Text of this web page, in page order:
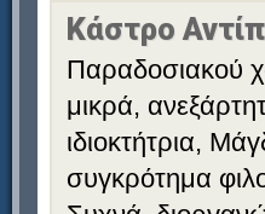
Κάστρο
Παραδοσιακού
μικρά,
ιδιοκτήτρια,
συγκρότημα